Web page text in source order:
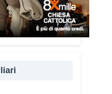
L’obiettivo era
non
giudicate».
utili da